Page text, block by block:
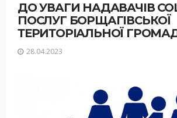
ДО УВАГИ НАДАВАЧІВ
ПОСЛУГ БОРЩАГІВСЬКОЇ
ТЕРИТОРІАЛЬНОЇ
28.04.2023